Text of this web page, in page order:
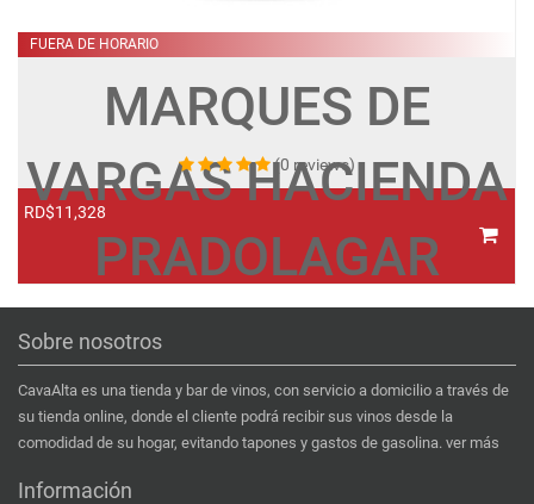
FUERA DE HORARIO
MARQUES DE
VARGAS HACIENDA
PRADOLAGAR
(0 reviews)
RD$11,328
Sobre nosotros
CavaAlta es una tienda y bar de vinos, con servicio a domicilio a través de
su tienda online, donde el cliente podrá recibir sus vinos desde la
comodidad de su hogar, evitando tapones y gastos de gasolina. ver más
Información